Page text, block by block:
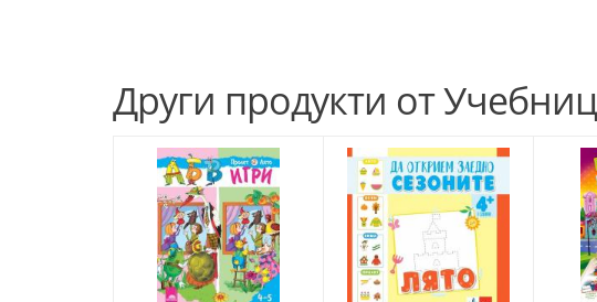
Други продукти от